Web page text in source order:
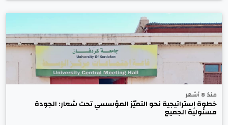
منذ 8 أشهر
خطوة إستراتيجية نحو التميّز المؤسسي تحت شعار: الجودة
مسئولية الجميع